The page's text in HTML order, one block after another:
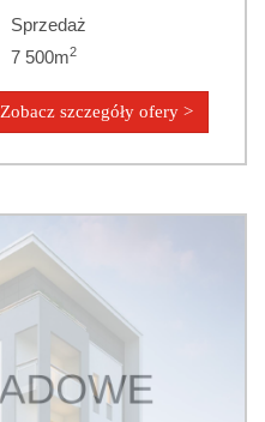
Sprzedaż
7 500m2
Zobacz szczegóły ofery >